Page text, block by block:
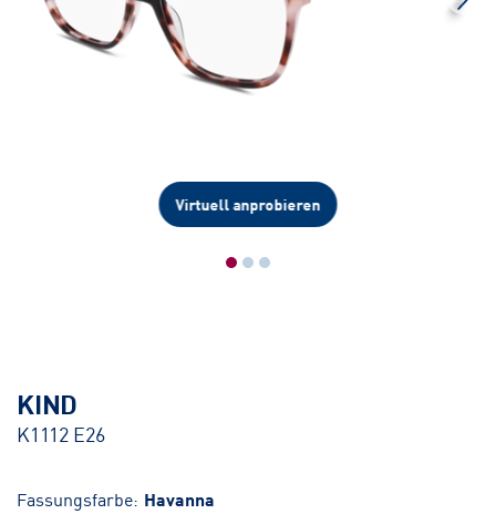
Virtuell anprobieren
KIND
K1112 E26
Fassungsfarbe: Havanna